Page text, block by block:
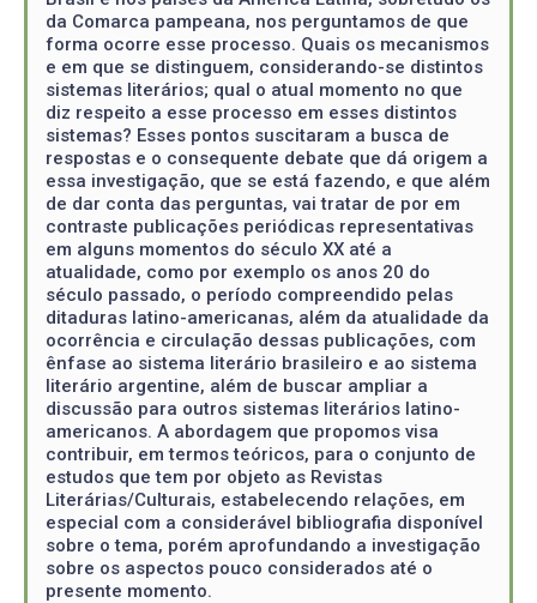
da Comarca pampeana, nos perguntamos de que
forma ocorre esse processo. Quais os mecanismos
e em que se distinguem, considerando-se distintos
sistemas literários; qual o atual momento no que
diz respeito a esse processo em esses distintos
sistemas? Esses pontos suscitaram a busca de
respostas e o consequente debate que dá origem a
essa investigação, que se está fazendo, e que além
de dar conta das perguntas, vai tratar de por em
contraste publicações periódicas representativas
em alguns momentos do século XX até a
atualidade, como por exemplo os anos 20 do
século passado, o período compreendido pelas
ditaduras latino-americanas, além da atualidade da
ocorrência e circulação dessas publicações, com
ênfase ao sistema literário brasileiro e ao sistema
literário argentine, além de buscar ampliar a
discussão para outros sistemas literários latino-
americanos. A abordagem que propomos visa
contribuir, em termos teóricos, para o conjunto de
estudos que tem por objeto as Revistas
Literárias/Culturais, estabelecendo relações, em
especial com a considerável bibliografia disponível
sobre o tema, porém aprofundando a investigação
sobre os aspectos pouco considerados até o
presente momento.